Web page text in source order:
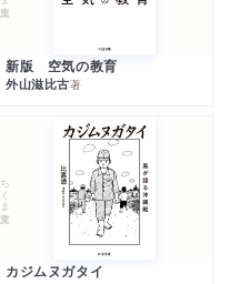
新版 空気の教育
外山滋比古著
ちくま文庫
カジムヌガタイ